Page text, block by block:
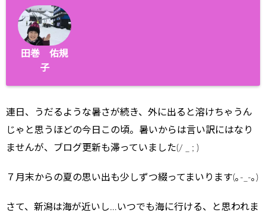
田巻 佑規
子
連日、うだるような暑さが続き、外に出ると溶けちゃうん
じゃと思うほどの今日この頃。暑いからは言い訳にはなり
ませんが、ブログ更新も滞っていました(/ _ ; )
７月末からの夏の思い出も少しずつ綴ってまいります(｡-_-｡)
さて、新潟は海が近いし…いつでも海に行ける、と思われま